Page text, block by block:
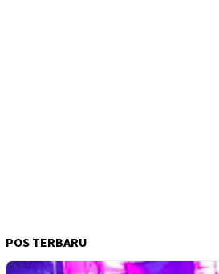
POS TERBARU